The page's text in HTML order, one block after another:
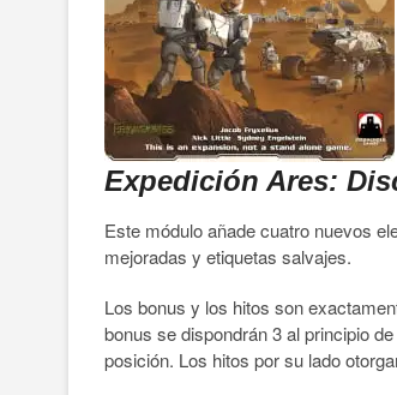
Expedición Ares:
Este módulo añade cuatro nuevos
mejoradas y etiquetas salvajes.
Los bonus y los hitos son
bonus se dispondrán 3 al principio
posición. Los hitos por su lado